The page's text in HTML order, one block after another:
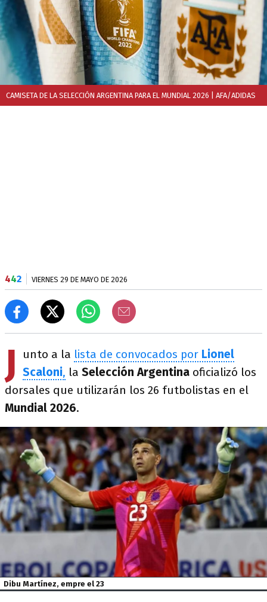
CAMISETA DE LA SELECCIÓN ARGENTINA PARA EL MUNDIAL 2026 | AFA/ADIDAS
442 VIERNES 29 DE MAYO DE 2026
J unto a la lista de convocados por Lionel
Scaloni, la Selección Argentina oficializó los
dorsales que utilizarán los 26 futbolistas en el
Mundial 2026.
Dibu Martínez, empre el 23